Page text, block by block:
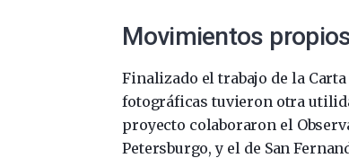
Movimientos
Finalizado el trabajo de la
fotográficas tuvieron otra
proyecto colaboraron el
Petersburgo, y el de San